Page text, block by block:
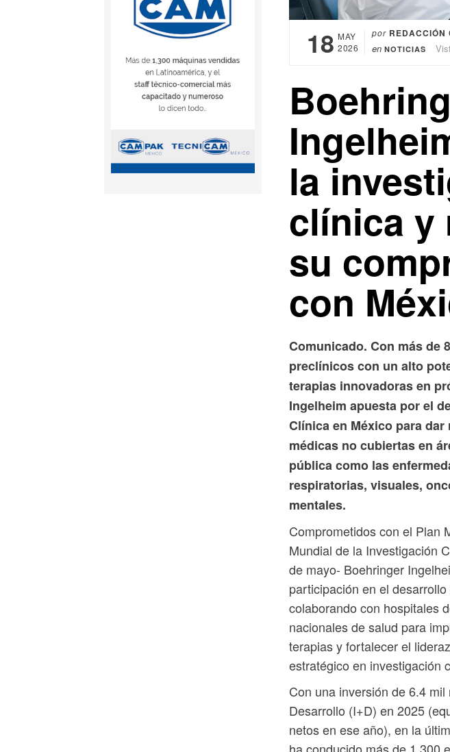
18 MAY
2026
por REDACCIÓN
en NOTICIAS
la
clínica y
su
con
Comunicado. Con más de
preclínicos con un alto
terapias innovadoras en
Ingelheim apuesta por el
Clínica en México para
médicas no cubiertas en
pública como las
respiratorias, visuales,
mentales.
Comprometidos con el Plan
Mundial de la Investigación
de mayo- Boehringer
participación en el
colaborando con hospitales
nacionales de salud para
terapias y fortalecer el
estratégico en investigación
Con una inversión de 6.4
Desarrollo (I+D) en 2025
netos en ese año), en la